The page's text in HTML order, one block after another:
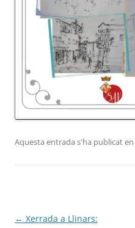
Aquesta entrada s'ha publicat en
Navegació
← Xerrada a Llinars: